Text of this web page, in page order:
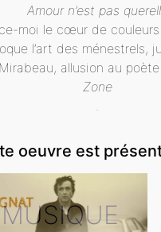
Amour n’est pas
moi le cœur de
l’art des ménestrels,
allusion au
Zone
oeuvre est
MUSIQUE